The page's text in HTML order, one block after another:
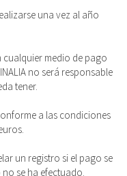
una vez al año
cualquier medio de pago
no será responsable
tener.
a las condiciones
un registro si el pago se
se ha efectuado.